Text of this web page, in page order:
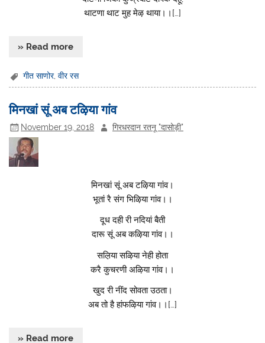
थाटणा थाट मुह मेऴ थाया।।[…]
» Read more
गीत साणोर,वीर रस
मिनखां सूं अब टऴिया गांव
November 19, 2018 गिरधरदान रतनू "दासोड़ी"
मिनखां सूं अब टऴिया गांव।
भूतां रै संग भिऴिया गांव।।
दूध दही री नदियां बैती
दारू सूं अब कऴिया गांव।।
सल़िया सऴिया नेही होता
करै कुचरणी अऴिया गांव।।
खुद री नींद सोवता उठता।
अब तो है हांफऴिया गांव।।[…]
» Read more